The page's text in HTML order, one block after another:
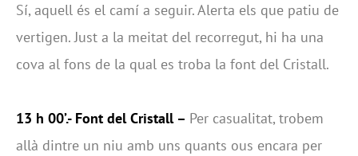
Sí, aquell és el camí a seguir. Alerta els que patiu de
vertigen. Just a la meitat del recorregut, hi ha una
cova al fons de la qual es troba la font del Cristall.
13 h 00’.- Font del Cristall – Per casualitat, trobem
allà dintre un niu amb uns quants ous encara per